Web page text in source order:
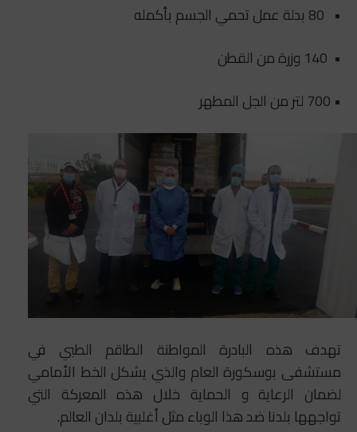
• 80 بدلة عمل تحمي الجسم بأكمله
• 140 وزرة من القطن
• 700 لتر من الجل المطهر
تهدف هذه البادرة المواطنة الطاقم الطبي في
مستشفى بوسكورة العام والذي يشكل الخط الأمامي
لضمان الرعاية و الحماية خلال هذه المعركة التي
تواجهها بلدنا ضد هذا الوباء مثل أغلبية بلدان العالم.